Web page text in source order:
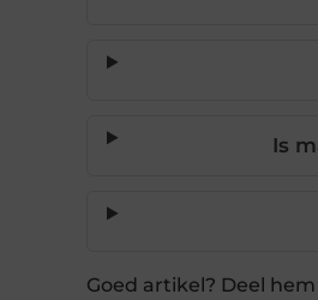
Is
Goed artikel? Deel